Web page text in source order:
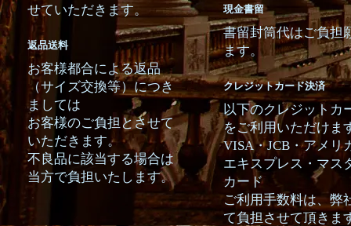
せていただきます。
返品送料
お客様都合による返品
（サイズ交換等）につき
ましては
お客様のご負担とさせて
いただきます。
不良品に該当する場合は
当方で負担いたします。
現金書留
書留封筒代はご負担
ます。
クレジットカード決済
以下のクレジットカ
をご利用いただけま
VISA・JCB・アメリ
エキスプレス・マス
カード
ご利用手数料は、弊
て負担させて頂きま